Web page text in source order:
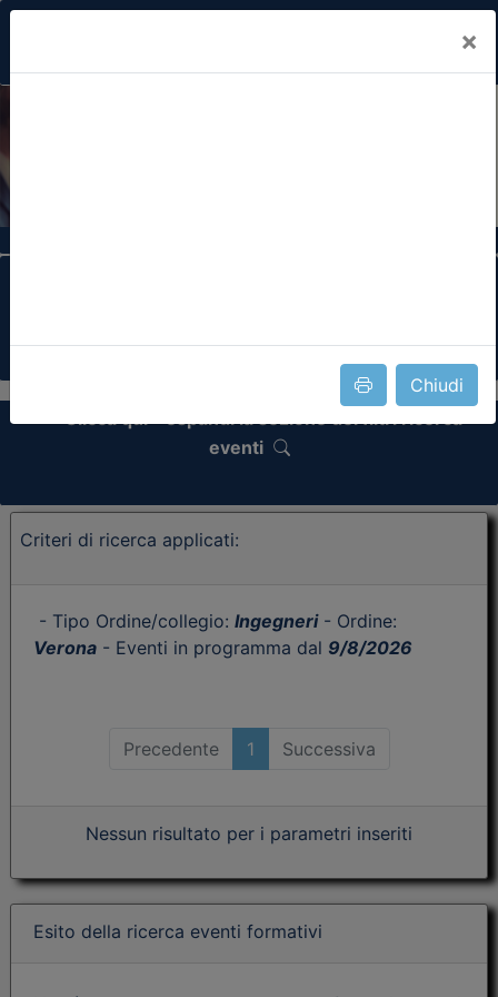
×
Chiudi
Collegi Professionali
Clicca qui - espandi la sezione dei filtri ricerca
eventi
Criteri di ricerca applicati:
- Tipo Ordine/collegio: Ingegneri- Ordine:
Verona - Eventi in programma dal 9/8/2026
Precedente 1 Successiva
Nessun risultato per i parametri inseriti
Esito della ricerca eventi formativi